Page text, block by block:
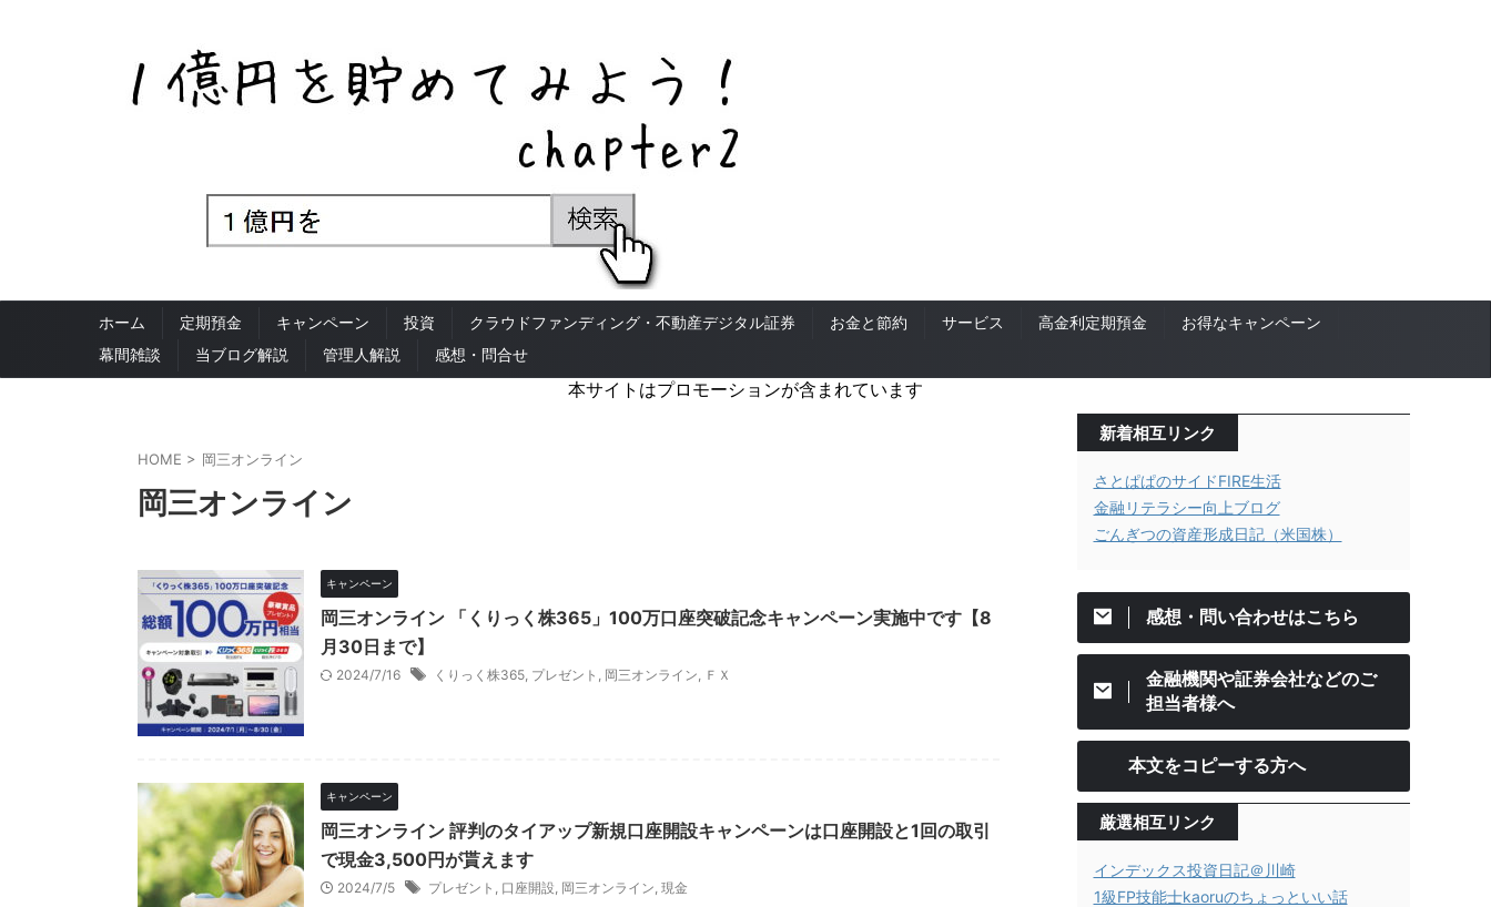
ホーム 定期預金 キャンペーン 投資 クラウドファンディング・不動産デジタル証券 お金と節約 サービス 高金利定期預金
お得なキャンペーン
幕間雑談
当ブログ解説 管理人解説 感想・問合せ
本サイトはプロモーションが含まれています
HOME > 岡三オンライン
岡三オンライン
キャンペーン
岡三オンライン 「くりっく株365」100万口座突破記念キャンペーン実施中です【8
月30日まで】
2024/7/16 くりっく株365, プレゼント , 岡三オンライン, ＦＸ
キャンペーン
岡三オンライン 評判のタイアップ新規口座開設キャンペーンは口座開設と1回の取引
で現金3,500円が貰えます
2024/7/5 プレゼント , 口座開設, 岡三オンライン, 現金
新着相互リンク
さとぱぱのサイドFIRE生活
金融リテラシー向上ブログ
ごんぎつの資産形成日記（米国株）
感想・問い合わせはこちら
金融機関や証券会社などのご
担当者様へ
本文をコピーする方へ
厳選相互リンク
インデックス投資日記＠川崎
1級FP技能士kaoruのちょっといい話